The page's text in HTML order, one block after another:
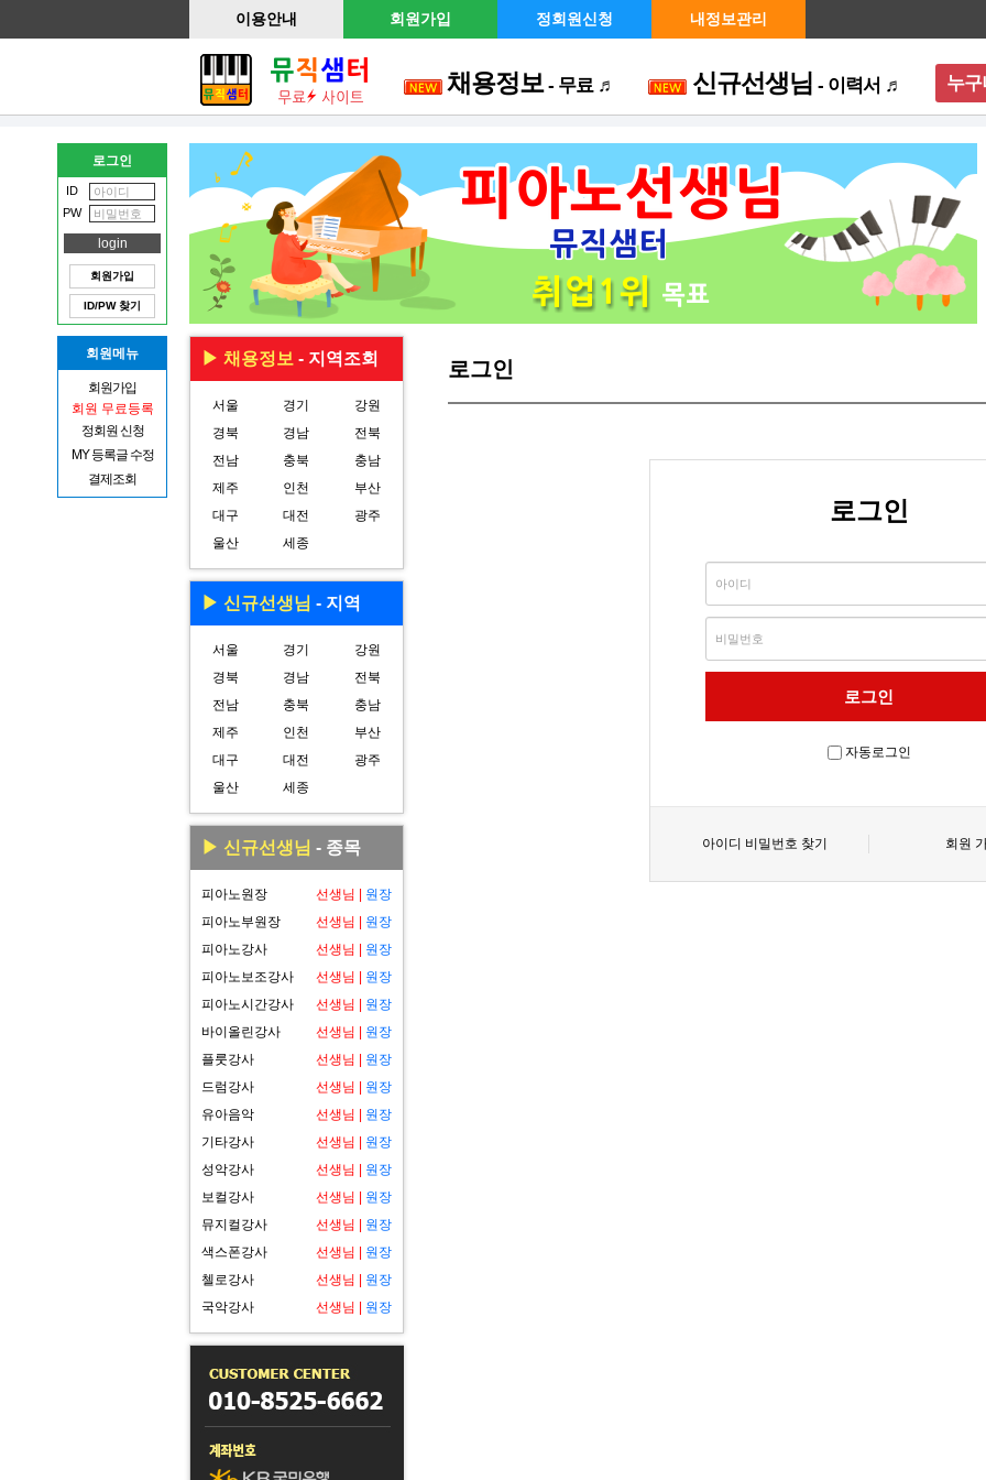
이용안내 회원가입 정회원신청 내정보관리
채용정보- 무료 ♬ 신규선생님 - 이력서 ♬ 누
▶ 채용정보 - 지역조회
서울 경기
강원
경북
경남
전북
전남
충북
충남
제주
인천
부산
대구
대전
광주
울산
세종
▶ 신규선생님 - 지역
서울 경기
강원
경북
경남
전북
전남
충북
충남
제주
인천
부산
대구
대전
광주
울산
세종
▶ 신규선생님 - 종목
피아노원장 선생님
원장
피아노부원장
선생님
원장
피아노강사
선생님
원장
피아노보조강사
선생님
원장
피아노시간강사
선생님
원장
바이올린강사
선생님
원장
플룻강사
선생님
원장
드럼강사
선생님
원장
유아음악
선생님
원장
기타강사
선생님
원장
성악강사
선생님
원장
보컬강사
선생님
원장
뮤지컬강사
선생님
원장
색스폰강사
선생님
원장
첼로강사
선생님
원장
국악강사
선생님 원장
로그인
로그인
자동로그인
아이디 비밀번호 찾기 회원
로그인
ID
PW
회원가입
ID/PW 찾기
회원메뉴
회원가입
회원 무료등록
정회원 신청
MY 등록글 수정
결제조회